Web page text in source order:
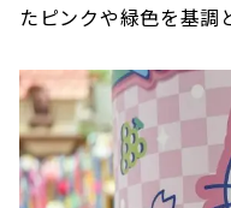
たピンクや緑色を基調